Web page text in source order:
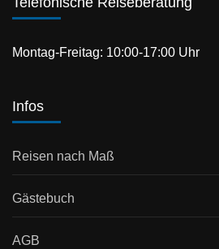
Montag-Freitag: 10:00-17:00 Uhr
Infos
Reisen nach Maß
Gästebuch
AGB